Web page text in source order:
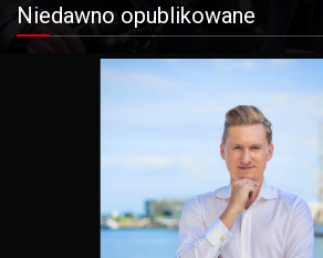
Niedawno opublikowane